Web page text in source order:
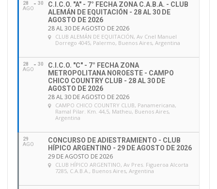
28
AGO
30
C.I.C.O. "A" - 7° FECHA ZONA C.A.B.A. - CLUB
ALEMÁN DE EQUITACIÓN - 28 AL 30 DE
AGOSTO DE 2026
28 AL 30 DE AGOSTO DE 2026
CLUB ALEMÁN DE EQUITACIÓN, Av Cnel Manuel
Dorrego 4045, Palermo, Buenos Aires, Argentina
28
AGO
30
C.I.C.O. "C" - 7° FECHA ZONA
METROPOLITANA NOROESTE - CAMPO
CHICO COUNTRY CLUB - 28 AL 30 DE
AGOSTO DE 2026
28 AL 30 DE AGOSTO DE 2026
CAMPO CHICO COUNTRY CLUB, Panamericana,
Ramal Pilar. Km. 44,5, Matheu, Buenos Aires,
Argentina
29
AGO
CONCURSO DE ADIESTRAMIENTO - CLUB
HÍPICO ARGENTINO - 29 DE AGOSTO DE 2026
29 DE AGOSTO DE 2026
CLUB HÍPICO ARGENTINO, Av Pres. Figueroa Alcorta
7285, C.A.B.A., Buenos Aires, Argentina